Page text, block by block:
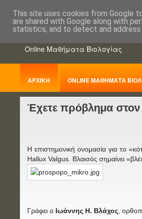
Online Μαθήματα Βιολογίας
ΑΡΧΙΚΗ ONLINE ΜΑΘΗΜΑΤΑ
ΠΑΝΕΛΛΑΔΙΚΕΣ
Έχετε πρόβλημα στον
Η επιστημονική ονομασία για το
Hallux Valgus. Βλαισός σημαίνει
Γράφει ο Ιωάννης Η. Βλάχος ,
This site uses cookies from Google
are shared with Google along with
statistics, and to detect and address